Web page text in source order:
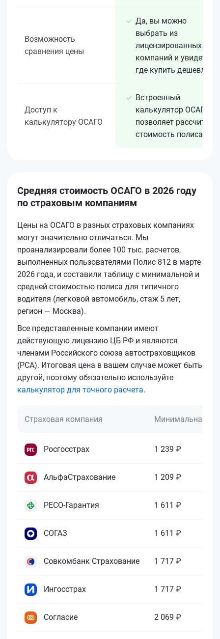
Возможность
сравнения цены
Да, вы можно
выбрать из
лицензированных 15+
компаний и увидеть,
где купить дешевле
Доступ к
калькулятору ОСАГО
Встроенный
калькулятор ОСАГО
позволяет рассчитать
стоимость полиса
Средняя стоимость ОСАГО в 2026 году
по страховым компаниям
Цены на ОСАГО в разных страховых компаниях
могут значительно отличаться. Мы
проанализировали более 100 тыс. расчетов,
выполненных пользователями Полис 812 в марте
2026 года, и составили таблицу с минимальной и
средней стоимостью полиса для типичного
водителя (легковой автомобиль, стаж 5 лет,
регион — Москва).
Все представленные компании имеют
действующую лицензию ЦБ РФ и являются
членами Российского союза автостраховщиков
(РСА). Итоговая цена в вашем случае может быть
другой, поэтому обязательно используйте
калькулятор для точного расчета.
Страховая компания Минимальная
Росгосстрах 1 239 ₽
АльфаСтрахование 1 209 ₽
РЕСО-Гарантия 1 611 ₽
СОГАЗ 1 611 ₽
Совкомбанк Страхование 1 717 ₽
Ингосстрах 1 717 ₽
Согласие 2 069 ₽